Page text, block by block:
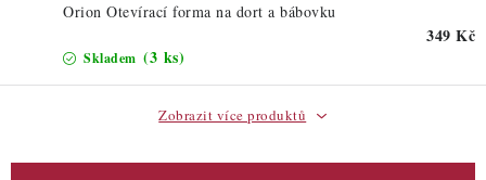
NOVÉ ZBOŽÍ
Orion Otevírací forma na dort a bábovku
Skladem (3 ks)
349 Kč
Zobrazit více produktů